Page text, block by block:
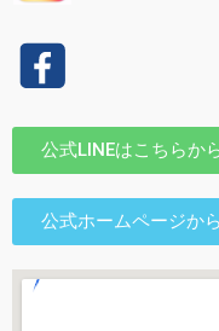
公式LINEはこちらか
公式ホームページか